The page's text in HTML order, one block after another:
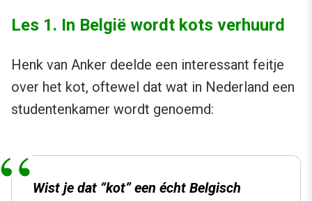
Les 1. In België wordt kots verhuurd
Henk van Anker deelde een interessant feitje
over het kot, oftewel dat wat in Nederland een
studentenkamer wordt genoemd:
Wist je dat “kot” een écht Belgisch